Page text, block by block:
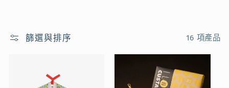
列
篩選與排序 16 項產品